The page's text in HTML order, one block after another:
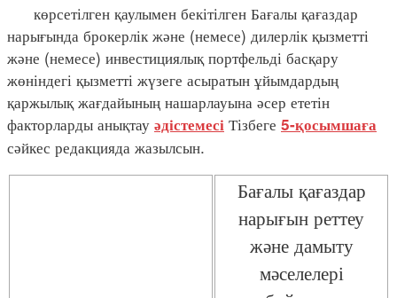
көрсетілген қаулымен бекітілген Бағалы қағаздар
нарығында брокерлік және (немесе) дилерлік қызметті
және (немесе) инвестициялық портфельді басқару
жөніндегі қызметті жүзеге асыратын ұйымдардың
қаржылық жағдайының нашарлауына әсер ететін
факторларды анықтау әдістемесі Тізбеге 5-қосымшаға
сәйкес редакцияда жазылсын.
Бағалы қағаздар
нарығын реттеу
және дамыту
мәселелері